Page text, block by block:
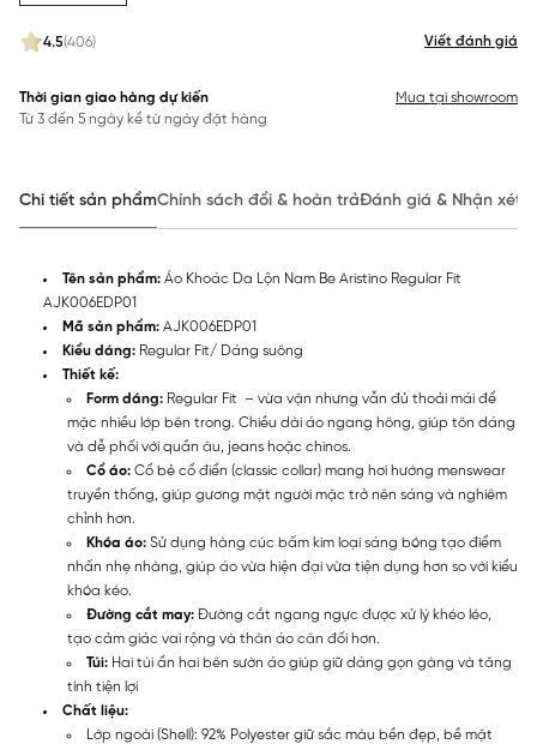
4.5(406) Viết đánh giá
Thời gian giao hàng dự kiến
Từ 3 đến 5 ngày kể từ ngày đặt hàng
Mua tại showroom
Chi tiết sản phẩmChính sách đổi & hoàn trảĐánh giá & Nhận xét
Tên sản phẩm: Áo Khoác Da Lộn Nam Be Aristino Regular Fit
AJK006EDP01
Mã sản phẩm: AJK006EDP01
Kiểu dáng: Regular Fit/ Dáng suông
Thiết kế:
Form dáng: Regular Fit
– vừa vặn nhưng vẫn đủ thoải mái để
mặc nhiều lớp bên trong. Chiều dài áo ngang hông, giúp tôn dáng
và dễ phối với quần âu, jeans hoặc chinos.
Cổ áo: Cổ bẻ cổ điển (classic collar) mang hơi hướng menswear
truyền thống, giúp gương mặt người mặc trở nên sáng và nghiêm
chỉnh hơn.
Khóa áo: Sử dụng hàng cúc bấm kim loại sáng bóng tạo điểm
nhấn nhẹ nhàng, giúp áo vừa hiện đại vừa tiện dụng hơn so với kiểu
khóa kéo.
Đường cắt may: Đường cắt ngang ngực được xử lý khéo léo,
tạo cảm giác vai rộng và thân áo cân đối hơn.
Túi: Hai túi ẩn hai bên sườn áo giúp giữ dáng gọn gàng và tăng
tính tiện lợi
Chất liệu:
Lớp ngoài (Shell): 92% Polyester giữ sắc màu bền đẹp, bề mặt